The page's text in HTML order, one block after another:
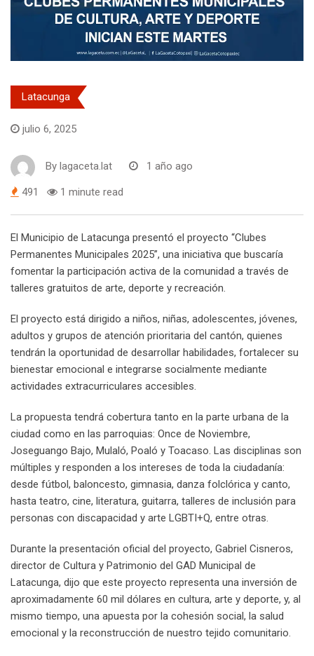
Latacunga
julio 6, 2025
By lagaceta.lat 1 año ago
491 1 minute read
El Municipio de Latacunga presentó el proyecto “Clubes
Permanentes Municipales 2025”, una iniciativa que buscaría
fomentar la participación activa de la comunidad a través de
talleres gratuitos de arte, deporte y recreación.
El proyecto está dirigido a niños, niñas, adolescentes, jóvenes,
adultos y grupos de atención prioritaria del cantón, quienes
tendrán la oportunidad de desarrollar habilidades, fortalecer su
bienestar emocional e integrarse socialmente mediante
actividades extracurriculares accesibles.
La propuesta tendrá cobertura tanto en la parte urbana de la
ciudad como en las parroquias: Once de Noviembre,
Joseguango Bajo, Mulaló, Poaló y Toacaso. Las disciplinas son
múltiples y responden a los intereses de toda la ciudadanía:
desde fútbol, baloncesto, gimnasia, danza folclórica y canto,
hasta teatro, cine, literatura, guitarra, talleres de inclusión para
personas con discapacidad y arte LGBTI+Q, entre otras.
Durante la presentación oficial del proyecto, Gabriel Cisneros,
director de Cultura y Patrimonio del GAD Municipal de
Latacunga, dijo que este proyecto representa una inversión de
aproximadamente 60 mil dólares en cultura, arte y deporte, y, al
mismo tiempo, una apuesta por la cohesión social, la salud
emocional y la reconstrucción de nuestro tejido comunitario.